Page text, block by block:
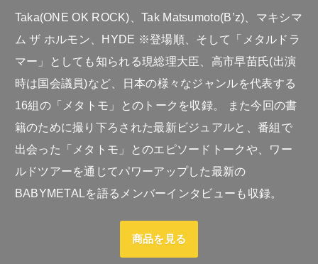
Taka(ONE OK ROCK)、Tak Matsumoto(B’z)、マキシマ
ム ザ ホルモン、HYDE ※登場順、そして「メタルドラ
マー」としても知られる現総理大臣、高市早苗氏(出演
時は国会議員)など、日本の様々なジャンルを代表する
16組の「メタトモ」とのトークを収録。 また今回の書
籍のために撮り下ろされた最新ビジュアルと、番組で
出会った「メタトモ」とのエピソードトークや、ワー
ルドツアーを通じてパワーアップした最新の
BABYMETALを語るメンバーインタビューも収録。
商品を見る